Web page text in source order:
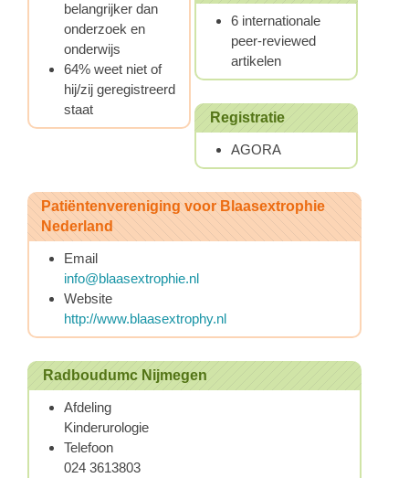
belangrijker dan
onderzoek en
onderwijs
64% weet niet of
hij/zij geregistreerd
staat
6 internationale
peer-reviewed
artikelen
Registratie
AGORA
Patiëntenvereniging voor Blaasextrophie
Nederland
Email
info@blaasextrophie.nl
Website
http://www.blaasextrophy.nl
Radboudumc Nijmegen
Afdeling
Kinderurologie
Telefoon
024 3613803